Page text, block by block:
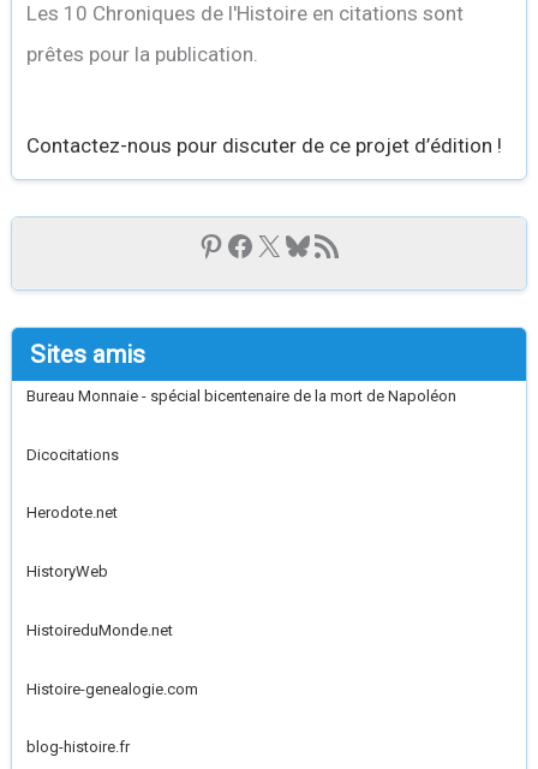
Les 10 Chroniques de l'Histoire en citations sont
prêtes pour la publication.
Contactez-nous pour discuter de ce projet d’édition !
Sites amis
Bureau Monnaie - spécial bicentenaire de la mort de Napoléon
Dicocitations
Herodote.net
HistoryWeb
HistoireduMonde.net
Histoire-genealogie.com
blog-histoire.fr